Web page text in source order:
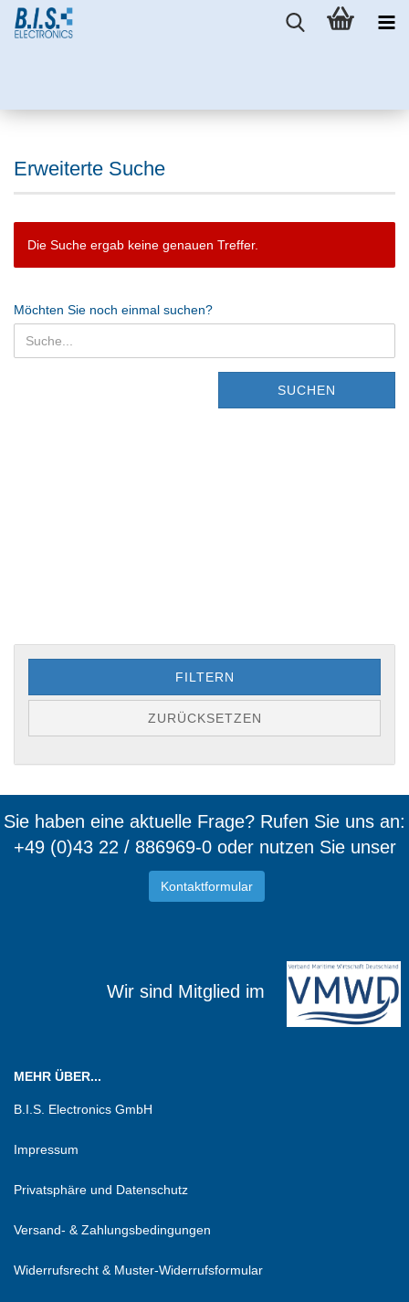
Erweiterte Suche
Die Suche ergab keine genauen Treffer.
Möchten Sie noch einmal suchen?
SUCHEN
FILTERN
ZURÜCKSETZEN
Sie haben eine aktuelle Frage? Rufen Sie uns an:
+49 (0)43 22 / 886969-0 oder nutzen Sie unser
Kontaktformular
Wir sind Mitglied im
MEHR ÜBER...
B.I.S. Electronics GmbH
Impressum
Privatsphäre und Datenschutz
Versand- & Zahlungsbedingungen
Widerrufsrecht & Muster-Widerrufsformular